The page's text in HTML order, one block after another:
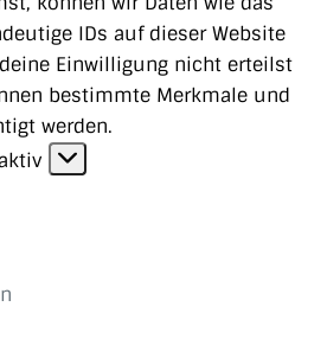
IDs auf dieser Website
Einwilligung nicht erteilst
bestimmte Merkmale und
werden.